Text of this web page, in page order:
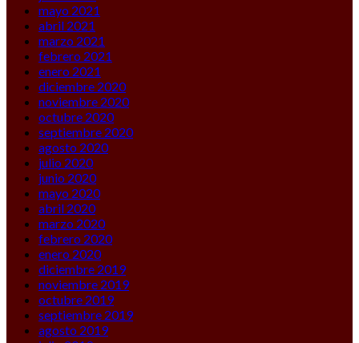
mayo 2021
abril 2021
marzo 2021
febrero 2021
enero 2021
diciembre 2020
noviembre 2020
octubre 2020
septiembre 2020
agosto 2020
julio 2020
junio 2020
mayo 2020
abril 2020
marzo 2020
febrero 2020
enero 2020
diciembre 2019
noviembre 2019
octubre 2019
septiembre 2019
agosto 2019